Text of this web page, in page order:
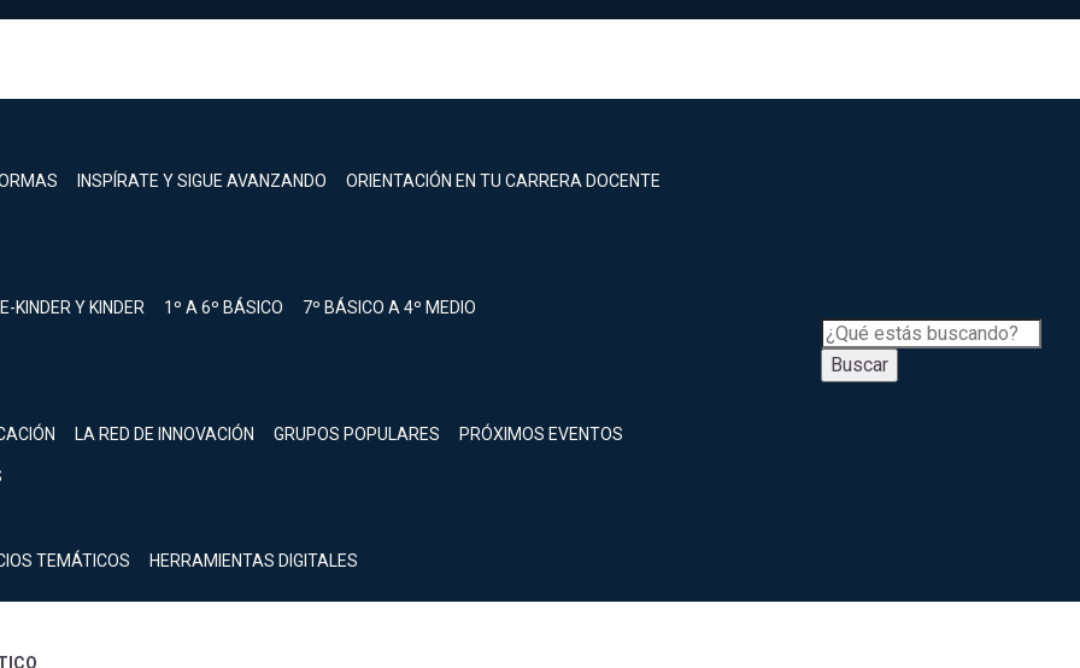
INSPÍRATE Y SIGUE AVANZANDO ORIENTACIÓN EN TU CARRERA DOCENTE
KINDER Y KINDER 1º A 6º BÁSICO 7º BÁSICO A 4º MEDIO
LA RED DE INNOVACIÓN GRUPOS POPULARES PRÓXIMOS EVENTOS
TEMÁTICOS HERRAMIENTAS DIGITALES
Buscar
Inicia sesión.